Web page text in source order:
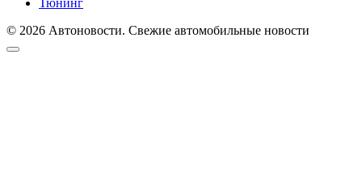
© 2026 Автоновости. Свежие автомобильные новости